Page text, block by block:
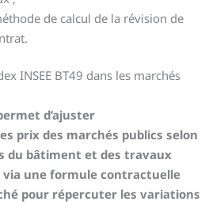
de calcul de la révision de
INSEE BT49 dans les marchés
d’ajuster
prix des marchés publics selon
du bâtiment et des travaux
via une formule contractuelle
pour répercuter les variations